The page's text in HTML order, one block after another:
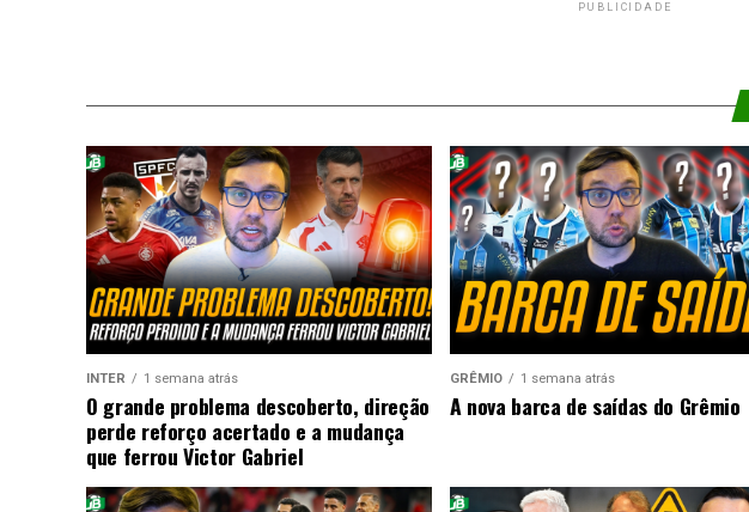
PUBLICIDADE
INTER 1 semana atrás
O grande problema descoberto, direção
perde reforço acertado e a mudança
que ferrou Victor Gabriel
GRÊMIO 1 semana atrás
A nova barca de saídas do Grêmio